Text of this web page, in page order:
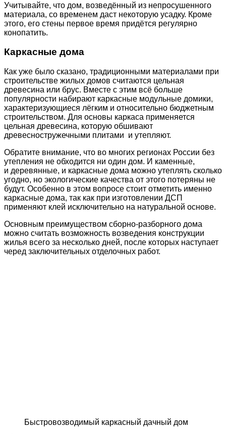
Учитывайте, что дом, возведённый из непросушенного
материала, со временем даст некоторую усадку. Кроме
этого, его стены первое время придётся регулярно
конопатить.
Каркасные дома
Как уже было сказано, традиционными материалами при
строительстве жилых домов считаются цельная
древесина или брус. Вместе с этим всё больше
популярности набирают каркасные модульные домики,
характеризующиеся лёгким и относительно бюджетным
строительством. Для основы каркаса применяется
цельная древесина, которую обшивают
древесностружечными плитами и утепляют.
Обратите внимание, что во многих регионах России без
утепления не обходится ни один дом. И каменные,
и деревянные, и каркасные дома можно утеплять сколько
угодно, но экологические качества от этого потеряны не
будут. Особенно в этом вопросе стоит отметить именно
каркасные дома, так как при изготовлении ДСП
применяют клей исключительно на натуральной основе.
Основным преимуществом сборно-разборного дома
можно считать возможность возведения конструкции
жилья всего за несколько дней, после которых наступает
черед заключительных отделочных работ.
Быстровозводимый каркасный дачный дом